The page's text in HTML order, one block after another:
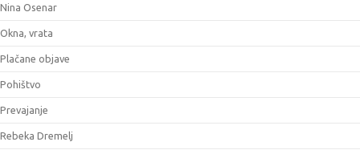
Nina Osenar
Okna, vrata
Plačane objave
Pohištvo
Prevajanje
Rebeka Dremelj